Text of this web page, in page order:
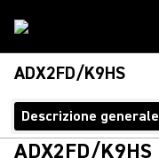
ADX2FD/K9HS
Descrizione generale
ADX2FD/K9HS